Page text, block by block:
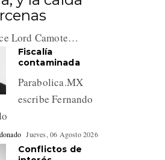
Lord Camote…
Fiscalía
contaminada
Parabolica.MX
escribe Fernando
Jueves, 06 Agosto 2026
Conflictos de